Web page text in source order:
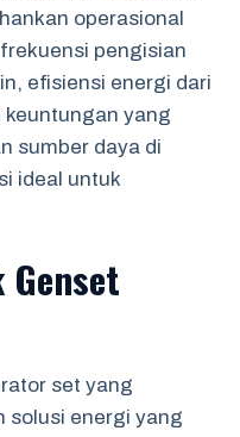
operasional
pengisian
efisiensi energi dari
keuntungan yang
sumber daya di
ideal untuk
set yang
solusi energi yang